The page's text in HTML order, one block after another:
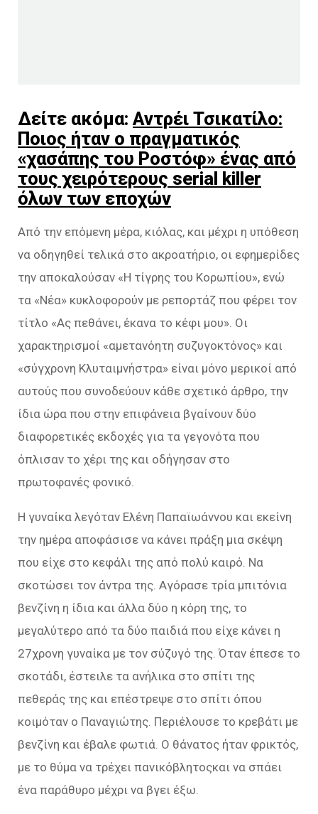
Δείτε ακόμα: Αντρέι Τσικατίλο:
Ποιος ήταν ο πραγματικός
«χασάπης του Ροστόφ» ένας από
τους χειρότερους serial killer
όλων των εποχών
Από την επόμενη μέρα, κιόλας, και μέχρι η υπόθεση
να οδηγηθεί τελικά στο ακροατήριο, οι εφημερίδες
την αποκαλούσαν «Η τίγρης του Κορωπίου», ενώ
τα «Νέα» κυκλοφορούν με ρεπορτάζ που φέρει τον
τίτλο «Ας πεθάνει, έκανα το κέφι μου». Οι
χαρακτηρισμοί «αμετανόητη συζυγοκτόνος» και
«σύγχρονη Κλυταιμνήστρα» είναι μόνο μερικοί από
αυτούς που συνοδεύουν κάθε σχετικό άρθρο, την
ίδια ώρα που στην επιφάνεια βγαίνουν δύο
διαφορετικές εκδοχές για τα γεγονότα που
όπλισαν το χέρι της και οδήγησαν στο
πρωτοφανές φονικό.
Η γυναίκα λεγόταν Ελένη Παπαϊωάννου και εκείνη
την ημέρα αποφάσισε να κάνει πράξη μια σκέψη
που είχε στο κεφάλι της από πολύ καιρό. Να
σκοτώσει τον άντρα της. Αγόρασε τρία μπιτόνια
βενζίνη η ίδια και άλλα δύο η κόρη της, το
μεγαλύτερο από τα δύο παιδιά που είχε κάνει η
27χρονη γυναίκα με τον σύζυγό της. Όταν έπεσε το
σκοτάδι, έστειλε τα ανήλικα στο σπίτι της
πεθεράς της και επέστρεψε στο σπίτι όπου
κοιμόταν ο Παναγιώτης. Περιέλουσε το κρεβάτι με
βενζίνη και έβαλε φωτιά. Ο θάνατος ήταν φρικτός,
με το θύμα να τρέχει πανικόβλητοςκαι να σπάει
ένα παράθυρο μέχρι να βγει έξω.